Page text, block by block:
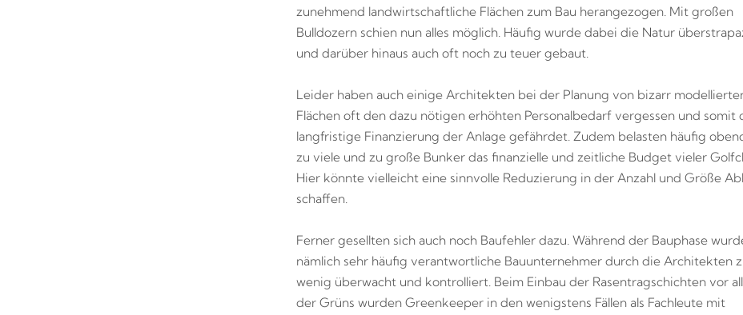
zunehmend landwirtschaftliche Flächen zum Bau herangezogen. Mit großen
Bulldozern schien nun alles möglich. Häufig wurde dabei die Natur
und darüber hinaus auch oft noch zu teuer gebaut.
Leider haben auch einige Architekten bei der Planung von bizarr
Flächen oft den dazu nötigen erhöhten Personalbedarf vergessen und somit
langfristige Finanzierung der Anlage gefährdet. Zudem belasten häufig
zu viele und zu große Bunker das finanzielle und zeitliche Budget vieler
Hier könnte vielleicht eine sinnvolle Reduzierung in der Anzahl und Größe
schaffen.
Ferner gesellten sich auch noch Baufehler dazu. Während der Bauphase
nämlich sehr häufig verantwortliche Bauunternehmer durch die Architekten
wenig überwacht und kontrolliert. Beim Einbau der Rasentragschichten vor
der Grüns wurden Greenkeeper in den wenigstens Fällen als Fachleute mit